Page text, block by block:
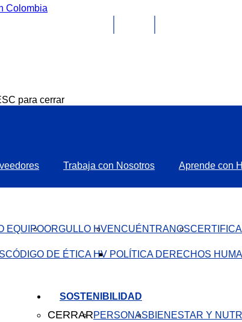
para cerrar
Trabaja con Nosotros Aprende con
EQUIPOORGULLO HVENCUÉNTRANOS
CÓDIGO DE ÉTICA HV ​ POLÍTICA DERECHOS
SOSTENIBILIDAD
CERRARPERSONASBIENESTAR Y